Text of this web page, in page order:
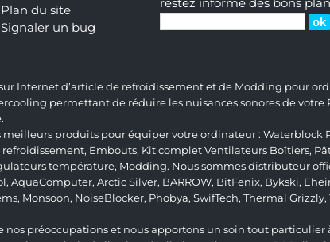
Plan du site
Signaler un bug
restez informé des bons
Internet d’article de refroidissement et de Modding pour
permettant de réduire les nuisances sonores de votre
meilleurs produits pour équiper votre ordinateur : Waterblock
, Embouts, Kit complet Ventilateurs Boîtiers,
température, Modding. Nous sommes distributeur
, AquaComputer, Arctic Silver, BARROW, BitFenix, Bykski,
, Monsoon, NoiseBlocker, Phobya, SwifTech, Thermal Grizzly,
préoccupations et nous apportons un soin tout particulier